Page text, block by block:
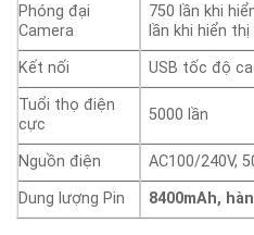
Phóng đại
Camera
750 lần khi
lần khi hiển
Kết nối
USB tốc độ
Tuổi thọ điện
cực
5000 lần
Nguồn điện
AC100/240V,
Dung lượng Pin
8400mAh,